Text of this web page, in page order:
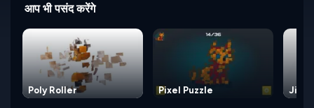
आप भी पसंद करेंगे
Poly Roller Pixel Puzzle